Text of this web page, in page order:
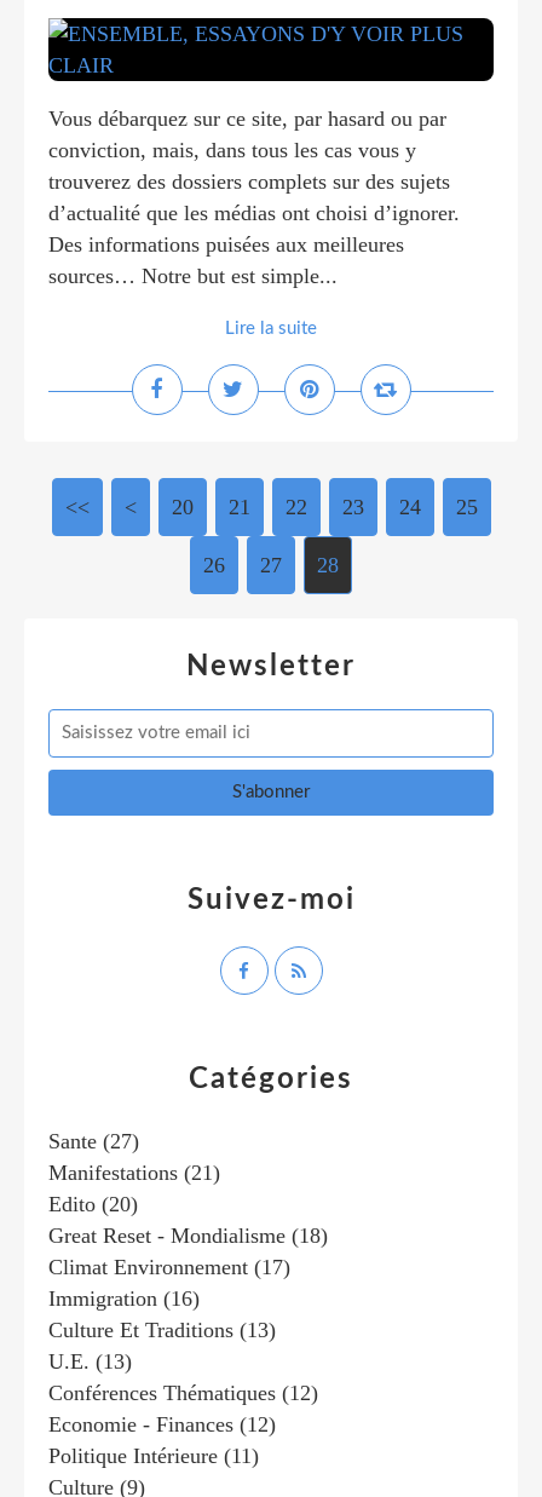
Vous débarquez sur ce site, par hasard ou par
conviction, mais, dans tous les cas vous y
trouverez des dossiers complets sur des sujets
d’actualité que les médias ont choisi d’ignorer.
Des informations puisées aux meilleures
sources… Notre but est simple...
Lire la suite
<< < 10
20 21 22 23 24 25
26 27 28
Newsletter
Catégories
Sante (27)
Manifestations (21)
Edito (20)
Great Reset - Mondialisme (18)
Climat Environnement (17)
Immigration (16)
Culture Et Traditions (13)
U.e. (13)
Conférences Thématiques (12)
Economie - Finances (12)
Politique Intérieure (11)
Culture (9)
Suivez-moi